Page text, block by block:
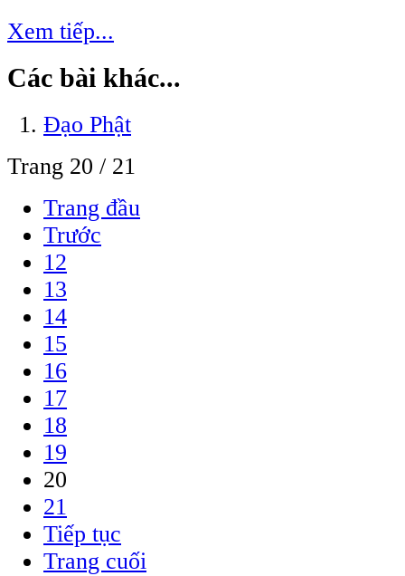
Xem tiếp...
Các bài khác...
Đạo Phật
Trang 20 / 21
Trang đầu
Trước
12
13
14
15
16
17
18
19
20
21
Tiếp tục
Trang cuối